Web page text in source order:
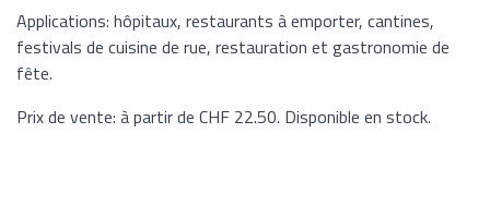
Applications: hôpitaux, restaurants à emporter, cantines,
festivals de cuisine de rue, restauration et gastronomie de
fête.
Prix de vente: à partir de CHF 22.50. Disponible en stock.